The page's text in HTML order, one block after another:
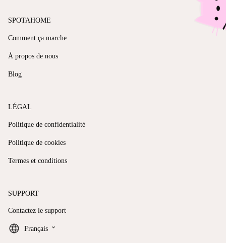
SPOTAHOME
Comment ça marche
À propos de nous
Blog
LÉGAL
Politique de confidentialité
Politique de cookies
Termes et conditions
SUPPORT
Contactez le support
Français keyboard_arrow_down